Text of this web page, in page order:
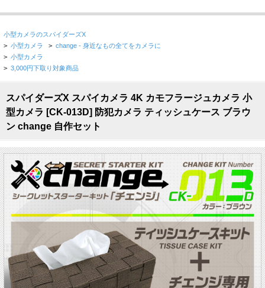
小型カメラのスパイダーズX
> 小型カメラ > change - 身近なもの全てをカメラに
> 小型カメラ
> 3,000円下取り対象商品
スパイダーズX スパイカメラ 4K カモフラージュカメラ 小
型カメラ [CK-013D] 防犯カメラ ティッシュケース ブラウ
ン change 自作セット